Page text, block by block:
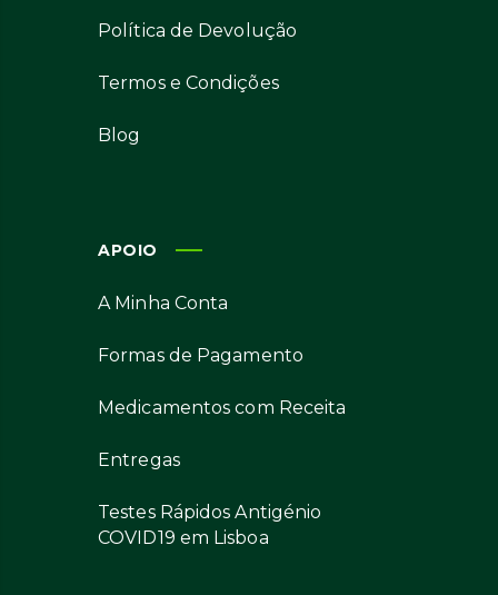
Política de Devolução
Termos e Condições
Blog
APOIO
A Minha Conta
Formas de Pagamento
Medicamentos com Receita
Entregas
Testes Rápidos Antigénio
COVID19 em Lisboa